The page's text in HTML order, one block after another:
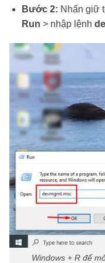
Bước 2: Nhấn giữ
Run > nhập lệnh
Windows + R để